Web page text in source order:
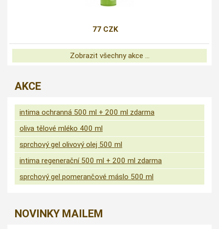
77 CZK
Zobrazit všechny akce ...
AKCE
intima ochranná 500 ml + 200 ml zdarma
oliva tělové mléko 400 ml
sprchový gel olivový olej 500 ml
intima regenerační 500 ml + 200 ml zdarma
sprchový gel pomerančové máslo 500 ml
NOVINKY MAILEM